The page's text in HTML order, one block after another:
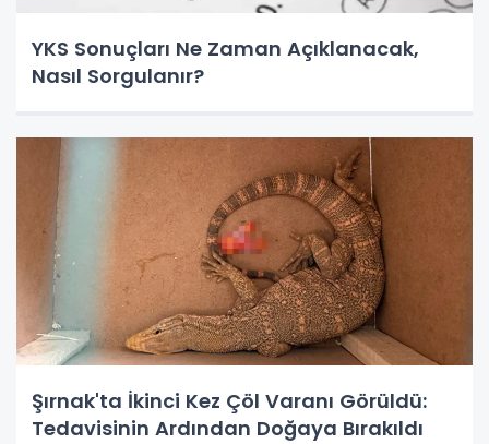
YKS Sonuçları Ne Zaman Açıklanacak,
Nasıl Sorgulanır?
Şırnak'ta İkinci Kez Çöl Varanı Görüldü:
Tedavisinin Ardından Doğaya Bırakıldı